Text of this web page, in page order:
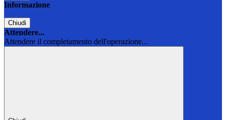
Informazione
Chiudi
Attendere...
Attendere il completamento dell'operazione...